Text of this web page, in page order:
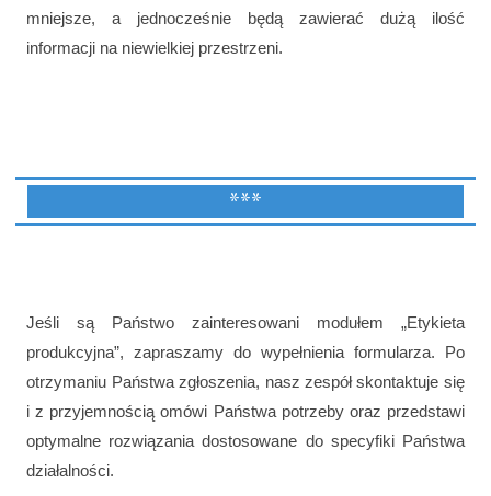
mniejsze, a jednocześnie będą zawierać dużą ilość
informacji na niewielkiej przestrzeni.
***
Jeśli są Państwo zainteresowani modułem „Etykieta
produkcyjna”, zapraszamy do wypełnienia formularza. Po
otrzymaniu Państwa zgłoszenia, nasz zespół skontaktuje się
i z przyjemnością omówi Państwa potrzeby oraz przedstawi
optymalne rozwiązania dostosowane do specyfiki Państwa
działalności.